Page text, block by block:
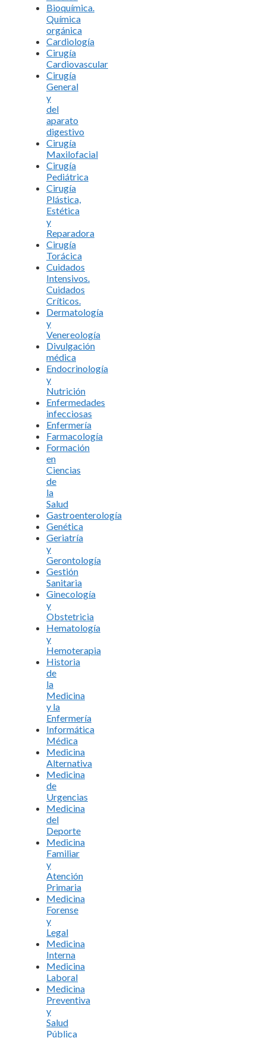
Bioquímica.
Química
orgánica
Cardiología
Cirugía
Cardiovascular
Cirugía
General
y
del
aparato
digestivo
Cirugía
Maxilofacial
Cirugía
Pediátrica
Cirugía
Plástica,
Estética
y
Reparadora
Cirugía
Torácica
Cuidados
Intensivos.
Cuidados
Críticos.
Dermatología
y
Venereología
Divulgación
médica
Endocrinología
y
Nutrición
Enfermedades
infecciosas
Enfermería
Farmacología
Formación
en
Ciencias
de
la
Salud
Gastroenterología
Genética
Geriatría
y
Gerontología
Gestión
Sanitaria
Ginecología
y
Obstetricia
Hematología
y
Hemoterapia
Historia
de
la
Medicina
y la
Enfermería
Informática
Médica
Medicina
Alternativa
Medicina
de
Urgencias
Medicina
del
Deporte
Medicina
Familiar
y
Atención
Primaria
Medicina
Forense
y
Legal
Medicina
Interna
Medicina
Laboral
Medicina
Preventiva
y
Salud
Pública